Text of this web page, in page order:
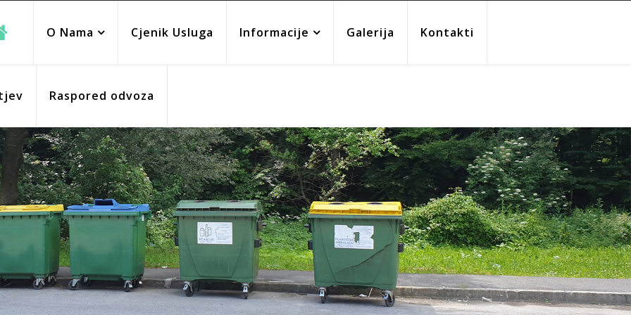
O Nama Cjenik Usluga Informacije Galerija Kontakti
Raspored odvoza